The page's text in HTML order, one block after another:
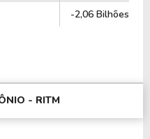
-2,06 Bilhões
- RITM